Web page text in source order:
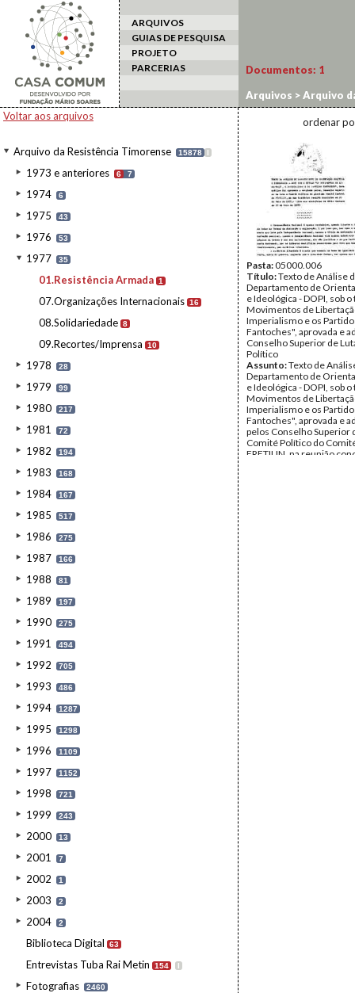
ARQUIVOS
GUIAS DE PESQUISA
PROJETO
PARCERIAS
Voltar aos arquivos
Arquivo da Resistência Timorense 15878 I
1973 e anteriores 6 7
1974 6
1975 43
1976 53
1977 35
01.Resistência Armada 1
07.Organizações Internacionais 16
08.Solidariedade 8
09.Recortes/Imprensa 10
1978 28
1979 99
1980 217
1981 72
1982 194
1983 168
1984 167
1985 517
1986 275
1987 166
1988 81
1989 197
1990 275
1991 494
1992 705
1993 486
1994 1287
1995 1298
1996 1109
1997 1152
1998 721
1999 243
2000 13
2001 7
2002 1
2003 2
2004 2
Biblioteca Digital 63
Entrevistas Tuba Rai Metin 154 I
Fotografias 2460
Documentos: 1
Arquivos >Arquivo
ordenar
Pasta:05000.006
Título:Texto de Análise
Departamento de
e Ideológica - DOPI, sob
Movimentos de
Imperialismo e os
Fantoches", aprovada e
Conselho Superior de
Político
Assunto:Texto de
Departamento de
e Ideológica - DOPI, sob
Movimentos de
Imperialismo e os
Fantoches", aprovada e
pelos Conselho Superior
Comité Político do
FRETILIN, na reunião